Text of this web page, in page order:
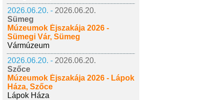
2026.06.20. - 2026.06.20.
Sümeg
Múzeumok Éjszakája 2026 -
Sümegi Vár, Sümeg
Vármúzeum
2026.06.20. - 2026.06.20.
Szőce
Múzeumok Éjszakája 2026 - Lápok
Háza, Szőce
Lápok Háza